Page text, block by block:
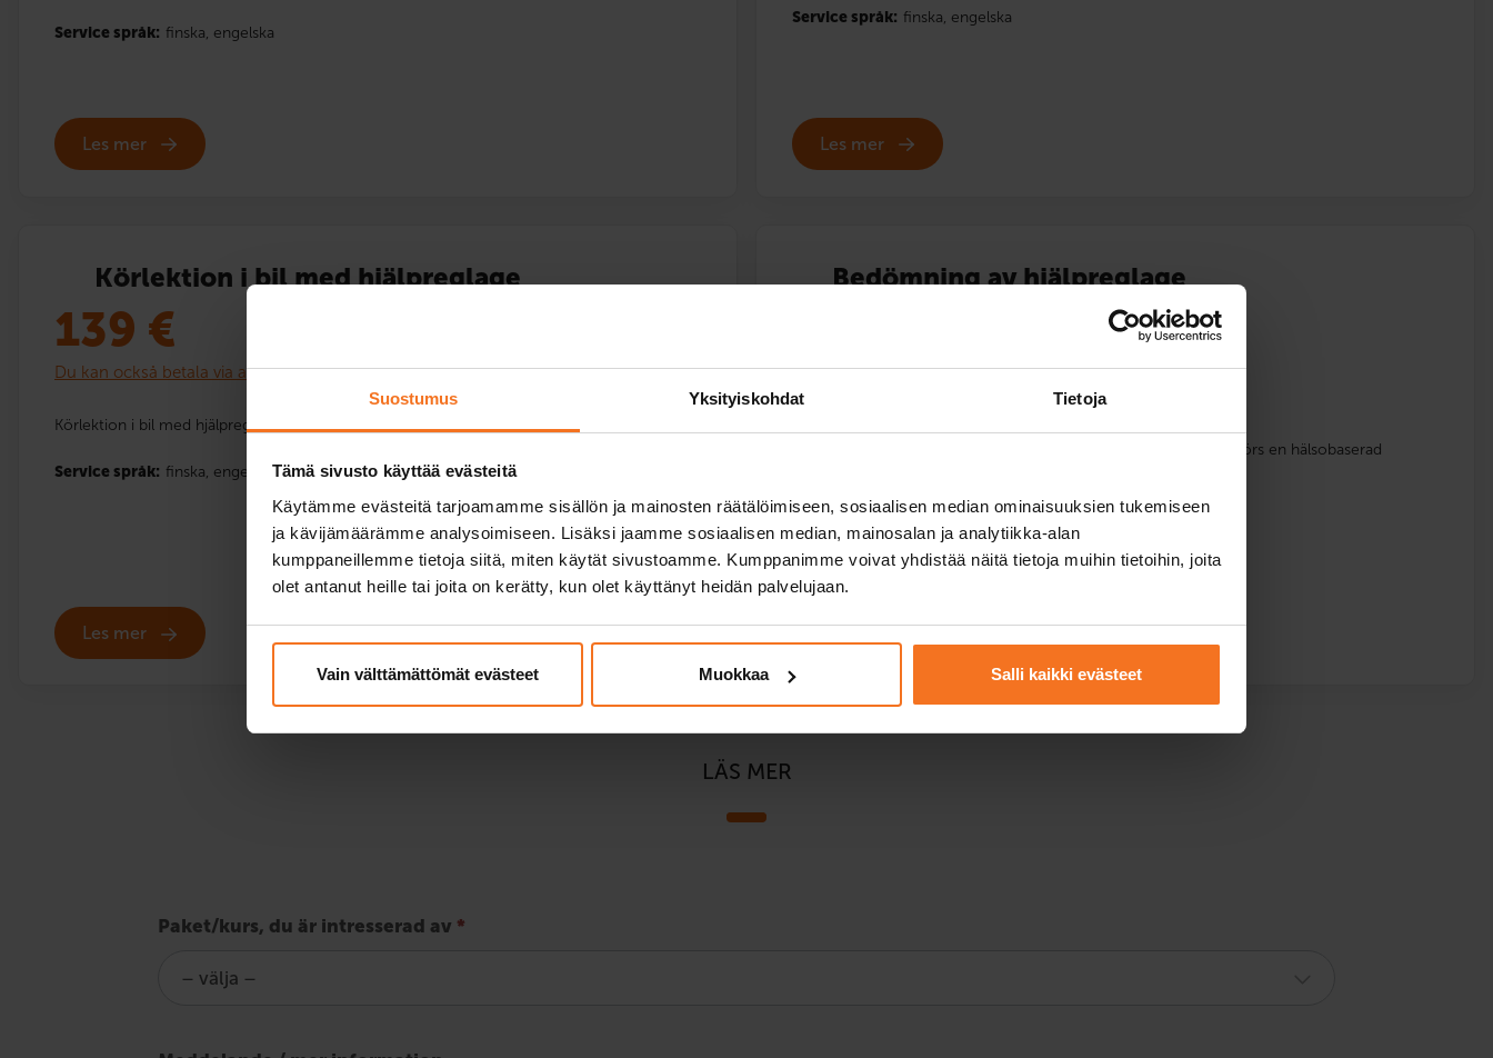
Suostumus Yksityiskohdat Tietoja
Tämä sivusto käyttää evästeitä
Käytämme evästeitä tarjoamamme sisällön ja mainosten räätälöimiseen, sosiaalisen median ominaisuuksien tukemiseen
ja kävijämäärämme analysoimiseen. Lisäksi jaamme sosiaalisen median, mainosalan ja analytiikka-alan
kumppaneillemme tietoja siitä, miten käytät sivustoamme. Kumppanimme voivat yhdistää näitä tietoja muihin tietoihin, joita
olet antanut heille tai joita on kerätty, kun olet käyttänyt heidän palvelujaan.
Vain välttämättömät evästeet Muokkaa Salli kaikki evästeet
Service språk: finska, engelska
Les mer
Service språk: finska, engelska
Les mer
Körlektion i bil med hjälpreglage
139 €
Du kan också betala via avbetalning
Körlektion i bil med hjälpreglage.
Service språk: finska, engelska
Les mer
Bedömning av hjälpreglage
Du kan också betala via avbetalning
Användningen av hjälpreglage utreds och övas, därefter genomförs en hälsobaserad
Service språk:
LÄS MER
Fråga
om
Paket/kurs, du är intresserad av *